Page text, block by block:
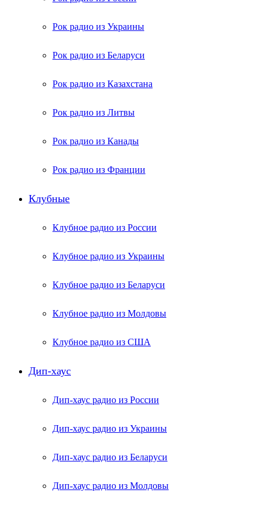
Рок радио из Украины
Рок радио из Беларуси
Рок радио из Казахстана
Рок радио из Литвы
Рок радио из Канады
Рок радио из Франции
Клубные
Клубное радио из России
Клубное радио из Украины
Клубное радио из Беларуси
Клубное радио из Молдовы
Клубное радио из США
Дип-хаус
Дип-хаус радио из России
Дип-хаус радио из Украины
Дип-хаус радио из Беларуси
Дип-хаус радио из Молдовы